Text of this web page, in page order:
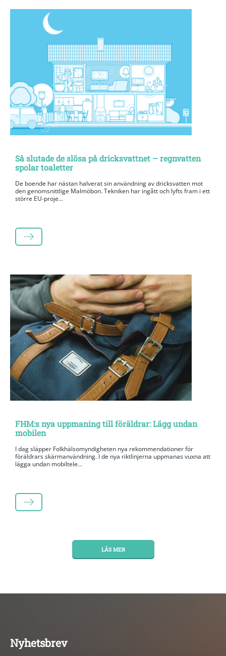
Så slutade de slösa på dricksvattnet – regnvatten
spolar toaletter
De boende har nästan halverat sin användning av dricksvatten mot
den genomsnittlige Malmöbon. Tekniken har ingått och lyfts fram i ett
större EU-proje...
LÄS MER
FHM:s nya uppmaning till föräldrar: Lägg undan
mobilen
I dag släpper Folkhälsomyndigheten nya rekommendationer för
föräldrars skärmanvändning. I de nya riktlinjerna uppmanas vuxna att
lägga undan mobiltele...
LÄS MER
LÄS MER
Nyhetsbrev